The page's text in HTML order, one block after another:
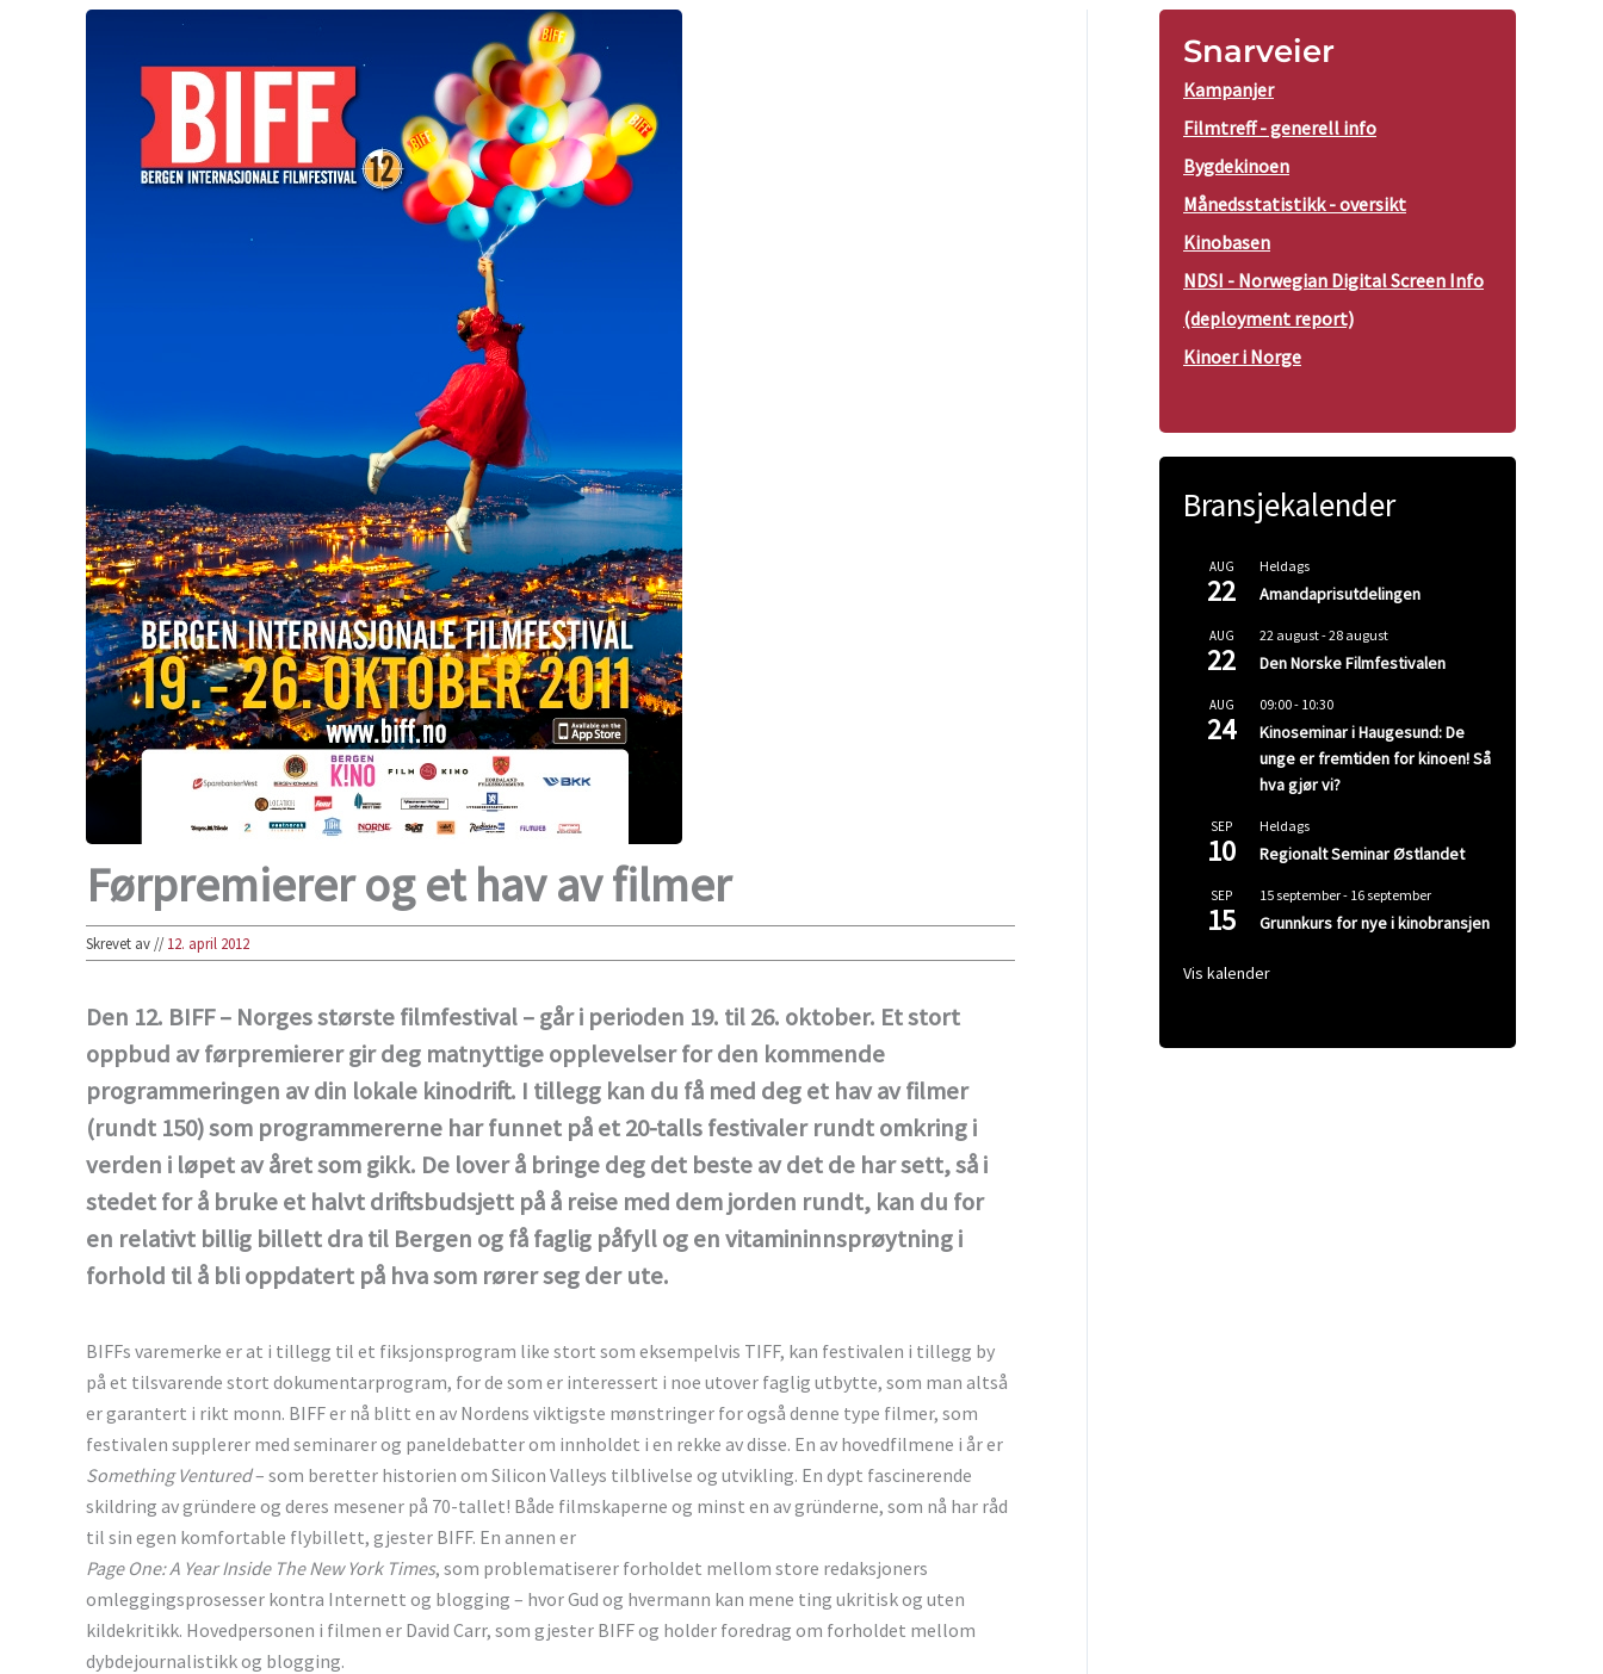
Førpremierer og et hav av filmer
Skrevet av//12. april 2012
Den 12. BIFF – Norges største filmfestival – går i perioden 19. til 26. oktober. Et stort
oppbud av førpremierer gir deg matnyttige opplevelser for den kommende
programmeringen av din lokale kinodrift. I tillegg kan du få med deg et hav av filmer
(rundt 150) som programmererne har funnet på et 20-talls festivaler rundt omkring i
verden i løpet av året som gikk. De lover å bringe deg det beste av det de har sett, så i
stedet for å bruke et halvt driftsbudsjett på å reise med dem jorden rundt, kan du for
en relativt billig billett dra til Bergen og få faglig påfyll og en vitamininnsprøytning i
forhold til å bli oppdatert på hva som rører seg der ute.
BIFFs varemerke er at i tillegg til et fiksjonsprogram like stort som eksempelvis TIFF, kan festivalen i tillegg by
på et tilsvarende stort dokumentarprogram, for de som er interessert i noe utover faglig utbytte, som man altså
er garantert i rikt monn. BIFF er nå blitt en av Nordens viktigste mønstringer for også denne type filmer, som
festivalen supplerer med seminarer og paneldebatter om innholdet i en rekke av disse. En av hovedfilmene i år er
Something Ventured– som beretter historien om Silicon Valleys tilblivelse og utvikling. En dypt fascinerende
skildring av gründere og deres mesener på 70-tallet! Både filmskaperne og minst en av gründerne, som nå har råd
til sin egen komfortable flybillett, gjester BIFF. En annen er
Page One: A Year Inside The New York Times, som problematiserer forholdet mellom store redaksjoners
omleggingsprosesser kontra Internett og blogging – hvor Gud og hvermann kan mene ting ukritisk og uten
kildekritikk. Hovedpersonen i filmen er David Carr, som gjester BIFF og holder foredrag om forholdet mellom
dybdejournalistikk og blogging.
Snarveier
Kampanjer
Filmtreff - generell info
Bygdekinoen
Månedsstatistikk - oversikt
Kinobasen
NDSI - Norwegian Digital Screen Info
(deployment report)
Kinoer i Norge
Bransjekalender
AUG
22
Heldags
Amandaprisutdelingen
AUG
22
22 august-28 august
Den Norske Filmfestivalen
AUG
24
09:00- 10:30
Kinoseminar i Haugesund: De
unge er fremtiden for kinoen! Så
hva gjør vi?
SEP
10
Heldags
Regionalt Seminar Østlandet
SEP
15
15 september- 16 september
Grunnkurs for nye i kinobransjen
Vis kalender